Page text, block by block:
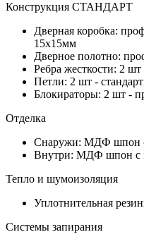
Конструкция СТАНДАРТ
Дверная коробка:
15х15мм
Дверное полотно:
Ребра жесткости: 2
Петли: 2 шт -
Блокираторы: 2 шт -
Отделка
Снаружи: МДФ шпон
Внутри: МДФ шпон с
Тепло и шумоизоляция
Уплотнительная
Системы запирания